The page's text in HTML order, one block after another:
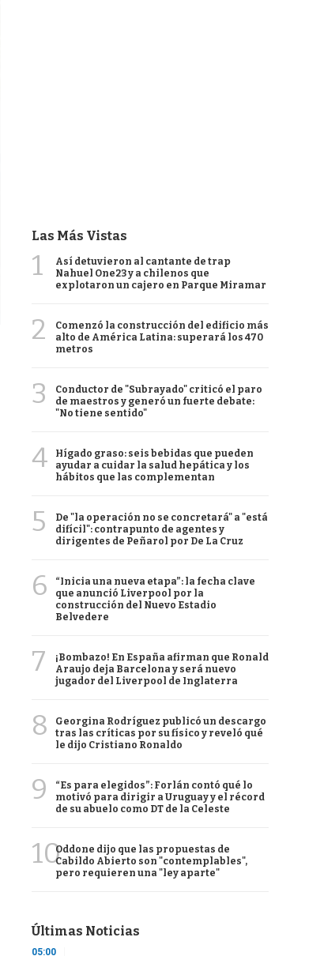
Las Más Vistas
1
Así detuvieron al cantante de trap
Nahuel One23 y a chilenos que
explotaron un cajero en Parque Miramar
2
Comenzó la construcción del edificio más
alto de América Latina: superará los 470
metros
3
Conductor de "Subrayado" criticó el paro
de maestros y generó un fuerte debate:
"No tiene sentido"
4
Hígado graso: seis bebidas que pueden
ayudar a cuidar la salud hepática y los
hábitos que las complementan
5
De "la operación no se concretará" a "está
difícil": contrapunto de agentes y
dirigentes de Peñarol por De La Cruz
6
“Inicia una nueva etapa”: la fecha clave
que anunció Liverpool por la
construcción del Nuevo Estadio
Belvedere
7
¡Bombazo! En España afirman que Ronald
Araujo deja Barcelona y será nuevo
jugador del Liverpool de Inglaterra
8
Georgina Rodríguez publicó un descargo
tras las críticas por su físico y reveló qué
le dijo Cristiano Ronaldo
9
“Es para elegidos”: Forlán contó qué lo
motivó para dirigir a Uruguay y el récord
de su abuelo como DT de la Celeste
10Oddone dijo que las propuestas de
Cabildo Abierto son "contemplables",
pero requieren una "ley aparte"
Últimas Noticias
05:00